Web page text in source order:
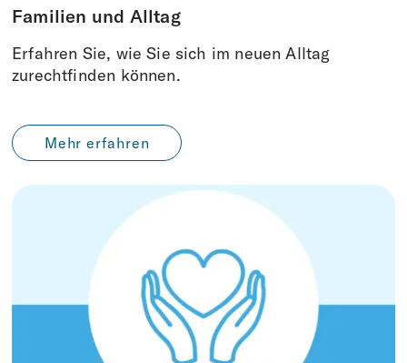
Familien und Alltag
Erfahren Sie, wie Sie sich im neuen Alltag
zurechtfinden können.
Mehr erfahren